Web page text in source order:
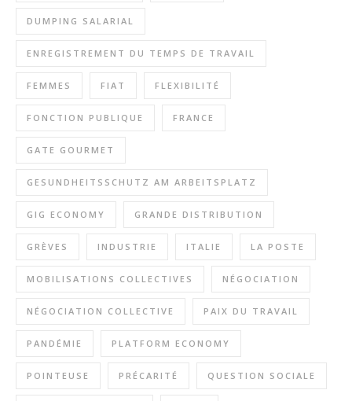
DUMPING SALARIAL
ENREGISTREMENT DU TEMPS DE TRAVAIL
FEMMES FIAT FLEXIBILITÉ
FONCTION PUBLIQUE FRANCE
GATE GOURMET
GESUNDHEITSSCHUTZ AM ARBEITSPLATZ
GIG ECONOMY GRANDE DISTRIBUTION
GRÈVES INDUSTRIE ITALIE LA POSTE
MOBILISATIONS COLLECTIVES NÉGOCIATION
NÉGOCIATION COLLECTIVE PAIX DU TRAVAIL
PANDÉMIE PLATFORM ECONOMY
POINTEUSE PRÉCARITÉ QUESTION SOCIALE